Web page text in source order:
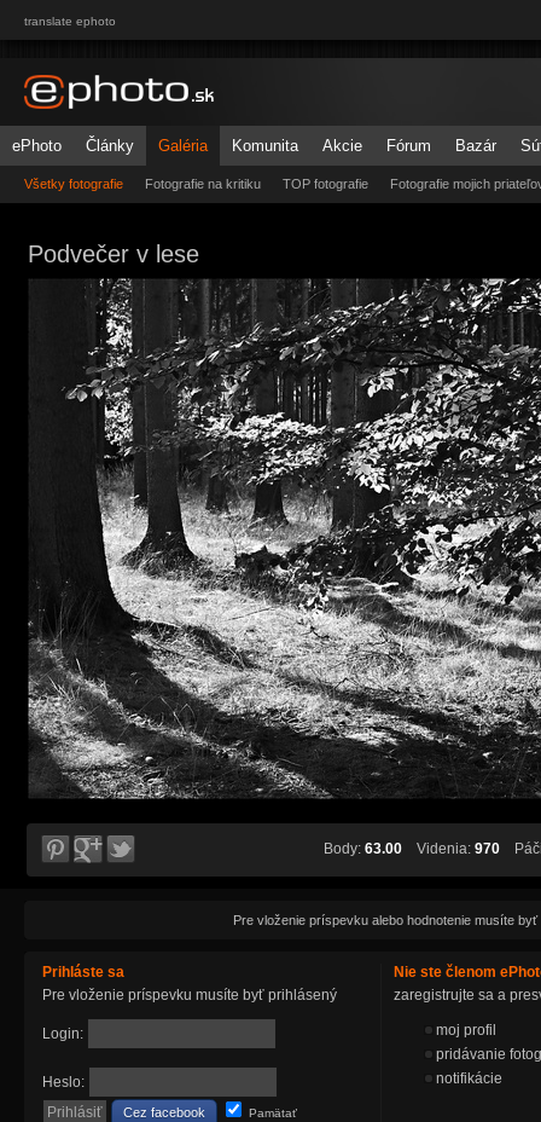
translate ephoto
ePhoto Články Galéria
Všetky fotografie Fotografie na kritiku TOP fotografie Fotografie mojich
Komunita Akcie Fórum Bazár
Podvečer v lese
Body: 63.00 Videnia: 970
Pre vloženie príspevku alebo hodnotenie musíte byť
Prihláste sa
Pre vloženie príspevku musíte byť prihlásený
Login:
Heslo:
Cez facebook Pamätať
Nie ste členom
zaregistrujte sa a
moj profil
pridávanie
notifikácie